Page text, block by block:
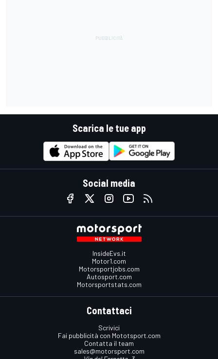
Scarica le tue app
Social media
InsideEvs.it
Motor1.com
Motorsportjobs.com
Autosport.com
Motorsportstats.com
Contattaci
Scrivici
Fai pubblicità con Mototsport.com
Contatta il team
sales@motorsport.com